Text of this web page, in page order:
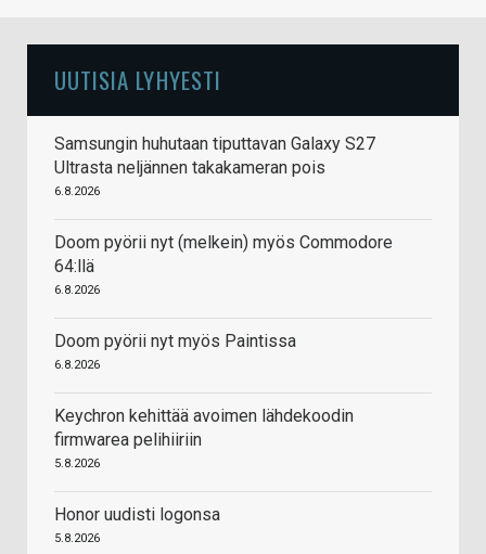
UUTISIA LYHYESTI
Samsungin huhutaan tiputtavan Galaxy S27
Ultrasta neljännen takakameran pois
6.8.2026
Doom pyörii nyt (melkein) myös Commodore
64:llä
6.8.2026
Doom pyörii nyt myös Paintissa
6.8.2026
Keychron kehittää avoimen lähdekoodin
firmwarea pelihiiriin
5.8.2026
Honor uudisti logonsa
5.8.2026